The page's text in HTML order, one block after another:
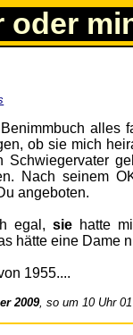
oder
alles
ob sie mich
Schwiegervater
Nach seinem
angeboten.
egal, siehatte
hätte eine Dame
1955....
2009, so um 10 Uhr 01